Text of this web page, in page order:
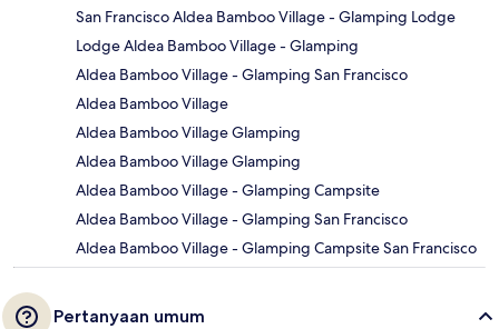
San Francisco Aldea Bamboo Village - Glamping Lodge
Lodge Aldea Bamboo Village - Glamping
Aldea Bamboo Village - Glamping San Francisco
Aldea Bamboo Village
Aldea Bamboo Village Glamping
Aldea Bamboo Village Glamping
Aldea Bamboo Village - Glamping Campsite
Aldea Bamboo Village - Glamping San Francisco
Aldea Bamboo Village - Glamping Campsite San Francisco
Pertanyaan umum